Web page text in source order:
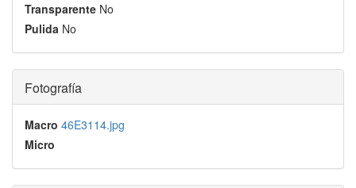
Transparente No
Pulida No
Fotografía
Macro 46E3114.jpg
Micro